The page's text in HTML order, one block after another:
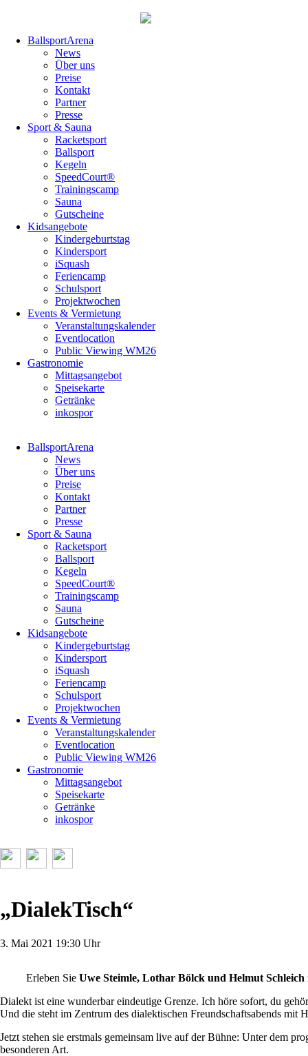
überspringenBallsportArena
News
Über uns
Preise
Kontakt
Partner
Presse
Sport & Sauna
Racketsport
Ballsport
Kegeln
SpeedCourt®
Trainingscamp
Sauna
Gutscheine
Kidsangebote
Kindergeburtstag
Kindersport
iSquash
Feriencamp
Schulsport
Projektwochen
Events & Vermietung
Veranstaltungskalender
Eventlocation
Public Viewing WM26
Gastronomie
Mittagsangebot
Speisekarte
Getränke
inkospor
überspringenBallsportArena
News
Über uns
Preise
Kontakt
Partner
Presse
Sport & Sauna
Racketsport
Ballsport
Kegeln
SpeedCourt®
Trainingscamp
Sauna
Gutscheine
Kidsangebote
Kindergeburtstag
Kindersport
iSquash
Feriencamp
Schulsport
Projektwochen
Events & Vermietung
Veranstaltungskalender
Eventlocation
Public Viewing WM26
Gastronomie
Mittagsangebot
Speisekarte
Getränke
inkospor
„DialekTisch“
3. Mai 2021 19:30 Uhr
Erleben Sie Uwe Steimle, Lothar Bölck und Helmut
Dialekt ist eine wunderbar eindeutige Grenze. Ich höre sofort, du
Und die steht im Zentrum des dialektischen Freundschaftsabends
Jetzt stehen sie erstmals gemeinsam live auf der Bühne: Unter dem
besonderen Art.